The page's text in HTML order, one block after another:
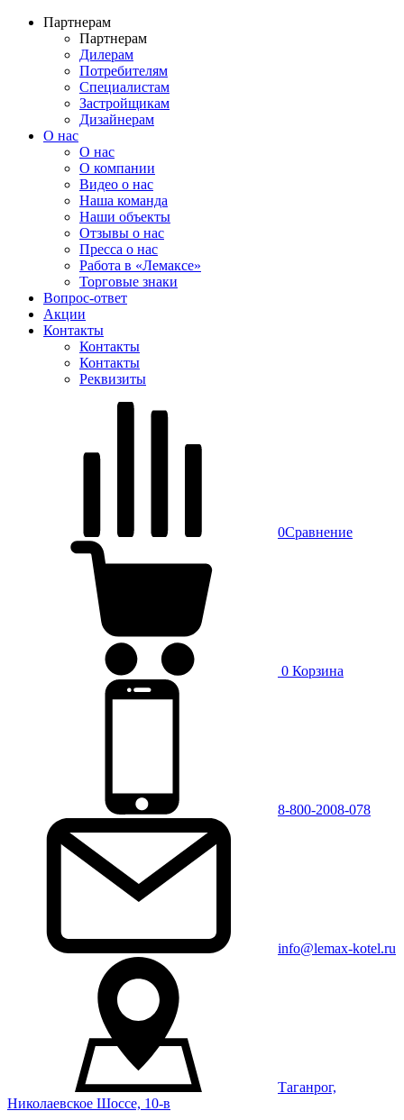
Партнерам
Партнерам
Дилерам
Потребителям
Специалистам
Застройщикам
Дизайнерам
О нас
О нас
О компании
Видео о нас
Наша команда
Наши объекты
Отзывы о нас
Пресса о нас
Работа в «Лемаксе»
Торговые знаки
Вопрос-ответ
Акции
Контакты
Контакты
Контакты
Реквизиты
0Сравнение
0 Корзина
8-800-2008-078
info@lemax-kotel.ru
Таганрог,
Николаевское Шоссе, 10-в